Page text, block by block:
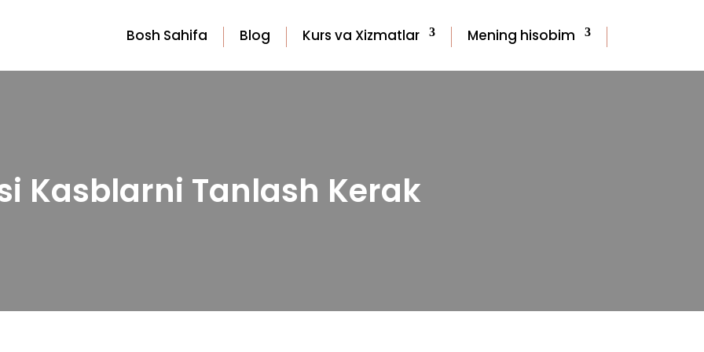
Bosh Sahifa Blog Kurs va Xizmatlar Mening hisobim
Kasblarni Tanlash Kerak